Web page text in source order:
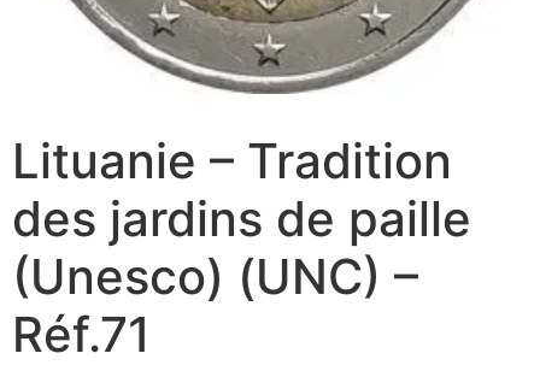
Lituanie – Tradition
des jardins de paille
(Unesco) (UNC) –
Réf.71